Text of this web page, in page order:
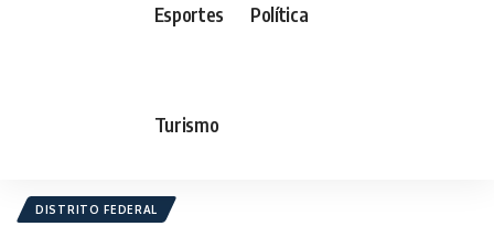
Esportes Política
Turismo
DISTRITO FEDERAL